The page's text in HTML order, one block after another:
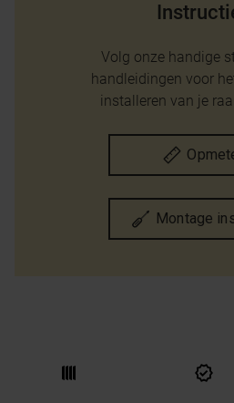
Volg onze handige
handleidingen voor
installeren van je
Montage